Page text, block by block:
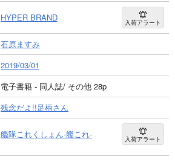
HYPER BRAND 入荷アラート
石原ますみ
2019/03/01
電子書籍 - 同人誌/ その他 28p
残念だよ!!足柄さん
艦隊これくしょん-艦これ- 入荷アラート